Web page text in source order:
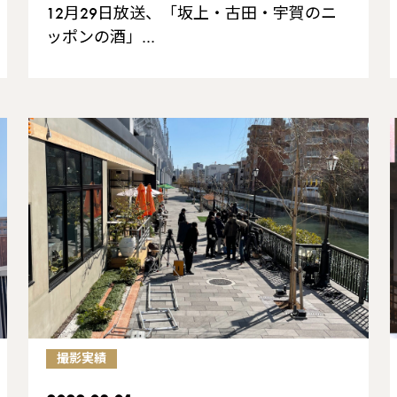
12月29日放送、「坂上・古田・宇賀のニ
ッポンの酒」…
撮影実績